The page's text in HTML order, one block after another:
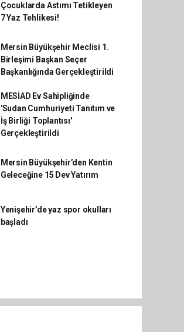
Çocuklarda Astımı Tetikleyen
7 Yaz Tehlikesi!
Mersin Büyükşehir Meclisi 1.
Birleşimi Başkan Seçer
Başkanlığında Gerçekleştirildi
MESİAD Ev Sahipliğinde
'Sudan Cumhuriyeti Tanıtım ve
İş Birliği Toplantısı'
Gerçekleştirildi
Mersin Büyükşehir’den Kentin
Geleceğine 15 Dev Yatırım
Yenişehir’de yaz spor okulları
başladı